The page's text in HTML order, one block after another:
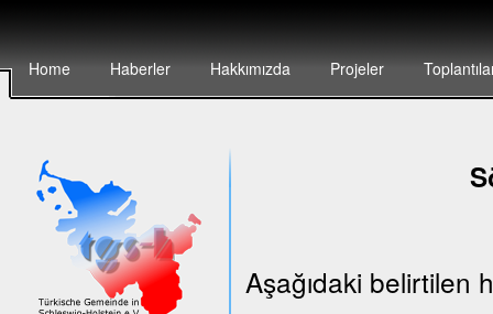
Home Haberler Hakkımızda Projeler
Aşağıdaki belirtilen